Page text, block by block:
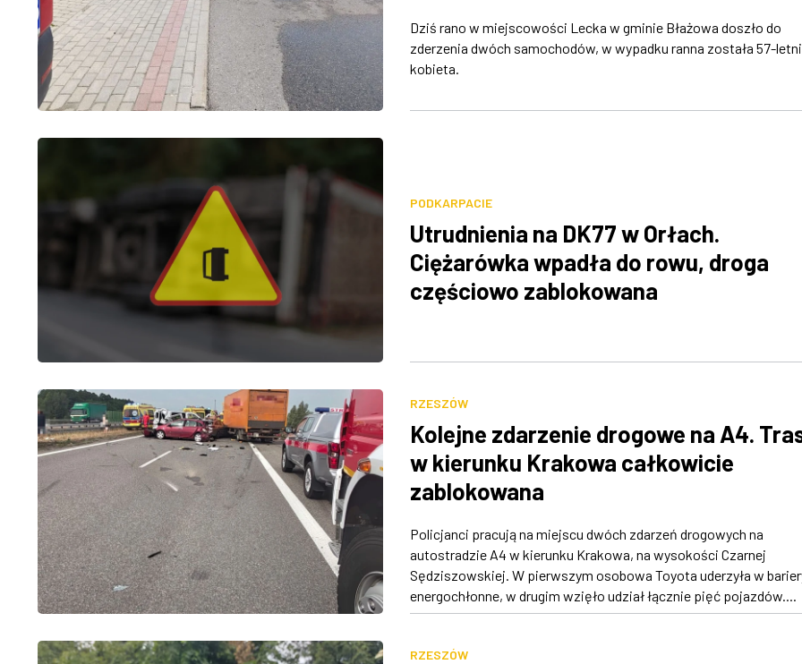
Dziś rano w miejscowości Lecka w gminie Błażowa doszło do
zderzenia dwóch samochodów, w wypadku ranna została 57-
kobieta.
PODKARPACIE
Utrudnienia na DK77 w Orłach.
Ciężarówka wpadła do rowu, droga
częściowo zablokowana
RZESZÓW
Kolejne zdarzenie drogowe na A4.
w kierunku Krakowa całkowicie
zablokowana
Policjanci pracują na miejscu dwóch zdarzeń drogowych na
autostradzie A4 w kierunku Krakowa, na wysokości Czarnej
Sędziszowskiej. W pierwszym osobowa Toyota uderzyła w
energochłonne, w drugim wzięło udział łącznie pięć pojazdów....
RZESZÓW